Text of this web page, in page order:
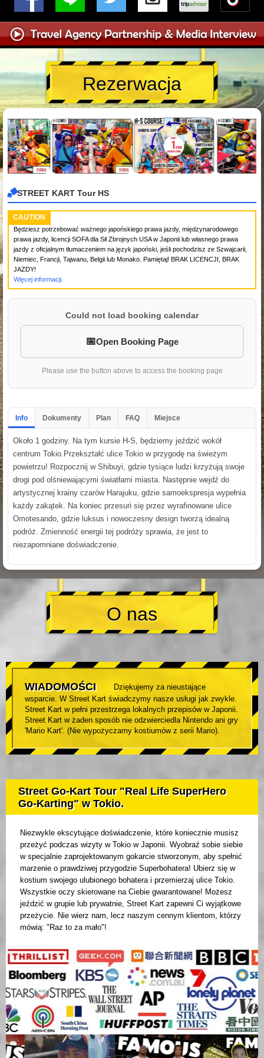
Rezerwacja
STREET KART Tour HS
CAUTION
Będziesz potrzebować ważnego japońskiego prawa jazdy, międzynarodowego
prawa jazdy, licencji SOFA dla Sił Zbrojnych USA w Japonii lub własnego prawa
jazdy z oficjalnym tłumaczeniem na język japoński, jeśli pochodzisz ze Szwajcarii,
Niemiec, Francji, Tajwanu, Belgii lub Monako. Pamiętaj! BRAK LICENCJI, BRAK
JAZDY!
Więcej informacji.
Could not load booking calendar
Open Booking Page
Please use the button above to access the booking page
Info Dokumenty Plan FAQ Miejsce
Około 1 godziny. Na tym kursie H-S, będziemy jeździć wokół
centrum Tokio.Przekształć ulice Tokio w przygodę na świeżym
powietrzu! Rozpocznij w Shibuyi, gdzie tysiące ludzi krzyżują swoje
drogi pod olśniewającymi światłami miasta. Następnie wejdź do
artystycznej krainy czarów Harajuku, gdzie samoekspresja wypełnia
każdy zakątek. Na koniec przesuń się przez wyrafinowane ulice
Omotesando, gdzie luksus i nowoczesny design tworzą idealną
podróż. Zmienność energii tej podróży sprawia, że jest to
niezapomniane doświadczenie.
O nas
WIADOMOŚCI
Dziękujemy za nieustające
wsparcie. W Street Kart świadczymy nasze usługi jak zwykle.
Street Kart w pełni przestrzega lokalnych przepisów w Japonii.
Street Kart w żaden sposób nie odzwierciedla Nintendo ani gry
'Mario Kart'. (Nie wypożyczamy kostiumów z serii Mario).
Street Go-Kart Tour "Real Life SuperHero
Go-Karting" w Tokio.
Niezwykle ekscytujące doświadczenie, które koniecznie musisz
przeżyć podczas wizyty w Tokio w Japonii. Wyobraź sobie siebie
w specjalnie zaprojektowanym gokarcie stworzonym, aby spełnić
marzenie o prawdziwej przygodzie Superbohatera! Ubierz się w
kostium swojego ulubionego bohatera i przemierzaj ulice Tokio.
Wszystkie oczy skierowane na Ciebie gwarantowane! Możesz
jeździć w grupie lub prywatnie, Street Kart zapewni Ci wyjątkowe
przeżycie. Nie wierz nam, lecz naszym cennym klientom, którzy
mówią: "Raz to za mało"!